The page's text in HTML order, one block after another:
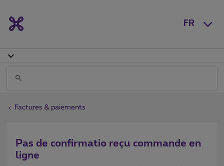
FR
Factures & paiements
Pas de confirmatio reçu commande en
ligne